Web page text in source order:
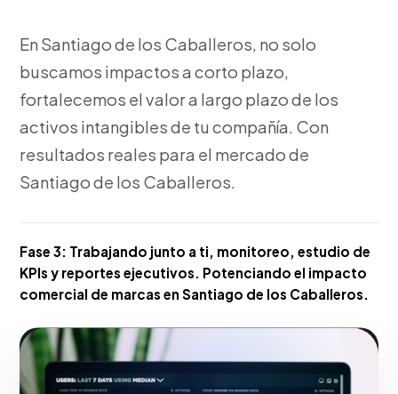
En Santiago de los Caballeros, no solo
buscamos impactos a corto plazo,
fortalecemos el valor a largo plazo de los
activos intangibles de tu compañía. Con
resultados reales para el mercado de
Santiago de los Caballeros.
Fase 3: Trabajando junto a ti, monitoreo, estudio de
KPIs y reportes ejecutivos. Potenciando el impacto
comercial de marcas en Santiago de los Caballeros.
Hacerlo realidad